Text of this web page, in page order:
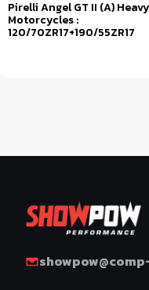
Pirelli Angel GT II (A) Heavy
Motorcycles :
120/70ZR17+190/55ZR17